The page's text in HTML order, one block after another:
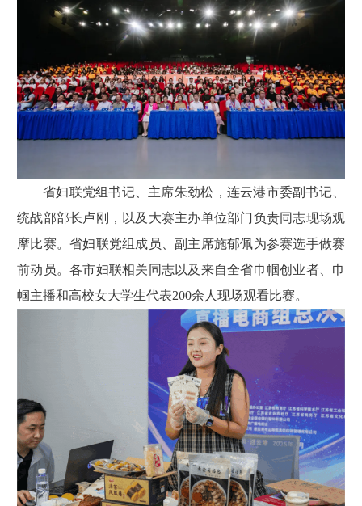
省妇联党组书记、主席朱劲松，连云港市委副书记、
统战部部长卢刚，以及大赛主办单位部门负责同志现场观
摩比赛。省妇联党组成员、副主席施郁佩为参赛选手做赛
前动员。各市妇联相关同志以及来自全省巾帼创业者、巾
帼主播和高校女大学生代表200余人现场观看比赛。